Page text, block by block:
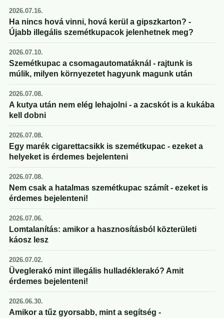
2026.07.16.
Ha nincs hová vinni, hová kerül a gipszkarton? -
Újabb illegális szemétkupacok jelenhetnek meg?
2026.07.10.
Szemétkupac a csomagautomatáknál - rajtunk is
múlik, milyen környezetet hagyunk magunk után
2026.07.08.
A kutya után nem elég lehajolni - a zacskót is a kukába
kell dobni
2026.07.08.
Egy marék cigarettacsikk is szemétkupac - ezeket a
helyeket is érdemes bejelenteni
2026.07.08.
Nem csak a hatalmas szemétkupac számít - ezeket is
érdemes bejelenteni!
2026.07.06.
Lomtalanítás: amikor a hasznosításból közterületi
káosz lesz
2026.07.02.
Üveglerakó mint illegális hulladéklerakó? Amit
érdemes bejelenteni!
2026.06.30.
Amikor a tűz gyorsabb, mint a segítség -